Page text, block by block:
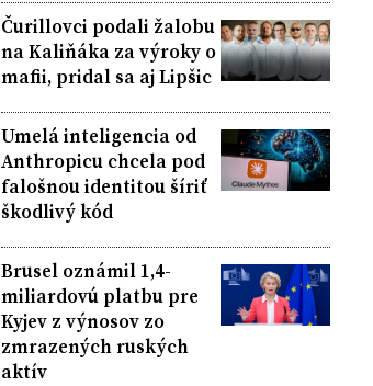
Čurillovci podali žalobu
na Kaliňáka za výroky o
mafii, pridal sa aj Lipšic
Umelá inteligencia od
Anthropicu chcela pod
falošnou identitou šíriť
škodlivý kód
Brusel oznámil 1,4-
miliardovú platbu pre
Kyjev z výnosov zo
zmrazených ruských
aktív